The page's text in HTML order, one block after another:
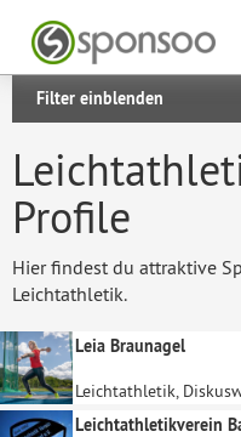
Filter einblenden
Profile
Hier findest du attraktive
Leichtathletik.
Leia Braunagel
Leichtathletikverein